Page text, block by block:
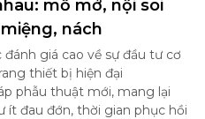
mổ mở, nội soi
nách
đánh giá cao về sự đầu tư cơ
thiết bị hiện đại
phẫu thuật mới, mang lại
ít đau đớn, thời gian phục hồi